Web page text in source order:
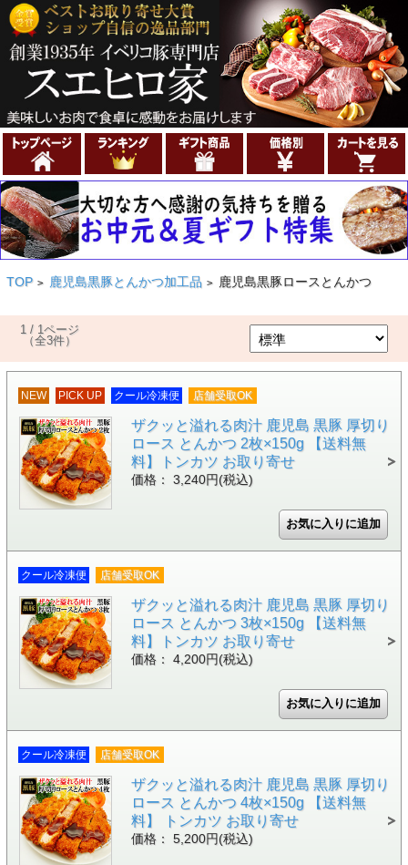
TOP > 鹿児島黒豚とんかつ加工品 > 鹿児島黒豚ロースとんかつ
1 / 1ページ
（全3件）
NEW PICK UP クール冷凍便 店舗受取OK
ザクッと溢れる肉汁 鹿児島 黒豚 厚切り
ロース とんかつ 2枚×150g 【送料無
料】トンカツ お取り寄せ
価格： 3,240円(税込)
クール冷凍便 店舗受取OK
ザクッと溢れる肉汁 鹿児島 黒豚 厚切り
ロース とんかつ 3枚×150g 【送料無
料】トンカツ お取り寄せ
価格： 4,200円(税込)
クール冷凍便 店舗受取OK
ザクッと溢れる肉汁 鹿児島 黒豚 厚切り
ロース とんかつ 4枚×150g 【送料無
料】 トンカツ お取り寄せ
価格： 5,200円(税込)